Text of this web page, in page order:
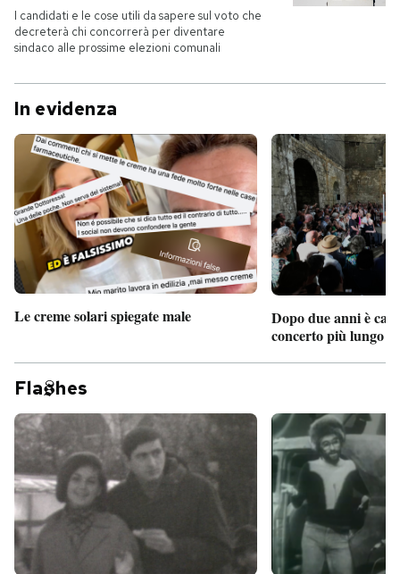
I candidati e le cose utili da sapere sul voto che
decreterà chi concorrerà per diventare
sindaco alle prossime elezioni comunali
In evidenza
Le creme solari spiegate male
Dopo due anni è
concerto più lungo
Fla hes